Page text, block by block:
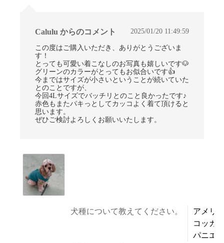
Calulu からのコメント 2025/01/20 11:49:59
この度はご購入いただき、ありがとうございま
す！
とっても可愛い着こなしのお写真も嬉しいです🐶
グリーンのカラーがとってもお似合いです👍
今まではサイズが小さいということが続いていた
とのことですが、
今回4Lサイズでバッチリとのこと良かったです♪
赤色もまたパキっとしてカッコよく着て頂けると
思います。
ぜひご検討よろしくお願いいたします。
犬種について教えてください。
アメリ
コッカ
パニエ